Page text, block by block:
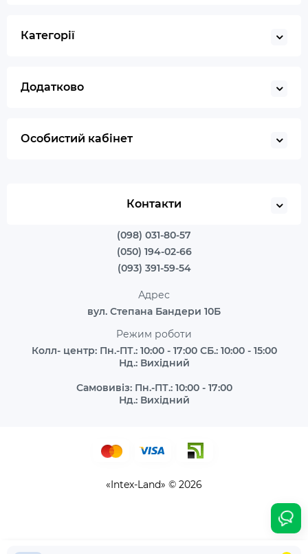
Категорії
Додатково
Особистий кабінет
Контакти
(098) 031-80-57
(050) 194-02-66
(093) 391-59-54
Адрес
вул. Степана Бандери 10Б
Режим роботи
Колл- центр: Пн.-ПТ.: 10:00 - 17:00 СБ.: 10:00 - 15:00
Нд.: Вихідний
Самовивіз: Пн.-ПТ.: 10:00 - 17:00
Нд.: Вихідний
«Intex-Land» © 2026